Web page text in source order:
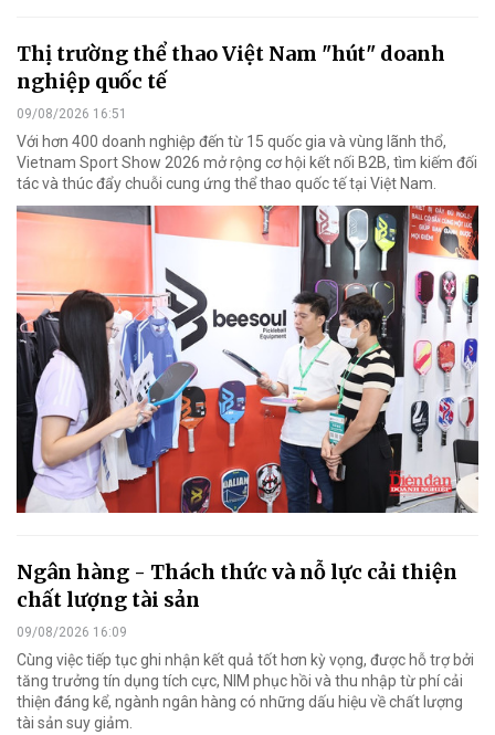
Thị trường thể thao Việt Nam "hút" doanh
nghiệp quốc tế
09/08/2026 16:51
Với hơn 400 doanh nghiệp đến từ 15 quốc gia và vùng lãnh thổ,
Vietnam Sport Show 2026 mở rộng cơ hội kết nối B2B, tìm kiếm đối
tác và thúc đẩy chuỗi cung ứng thể thao quốc tế tại Việt Nam.
Ngân hàng - Thách thức và nỗ lực cải thiện
chất lượng tài sản
09/08/2026 16:09
Cùng việc tiếp tục ghi nhận kết quả tốt hơn kỳ vọng, được hỗ trợ bởi
tăng trưởng tín dụng tích cực, NIM phục hồi và thu nhập từ phí cải
thiện đáng kể, ngành ngân hàng có những dấu hiệu về chất lượng
tài sản suy giảm.